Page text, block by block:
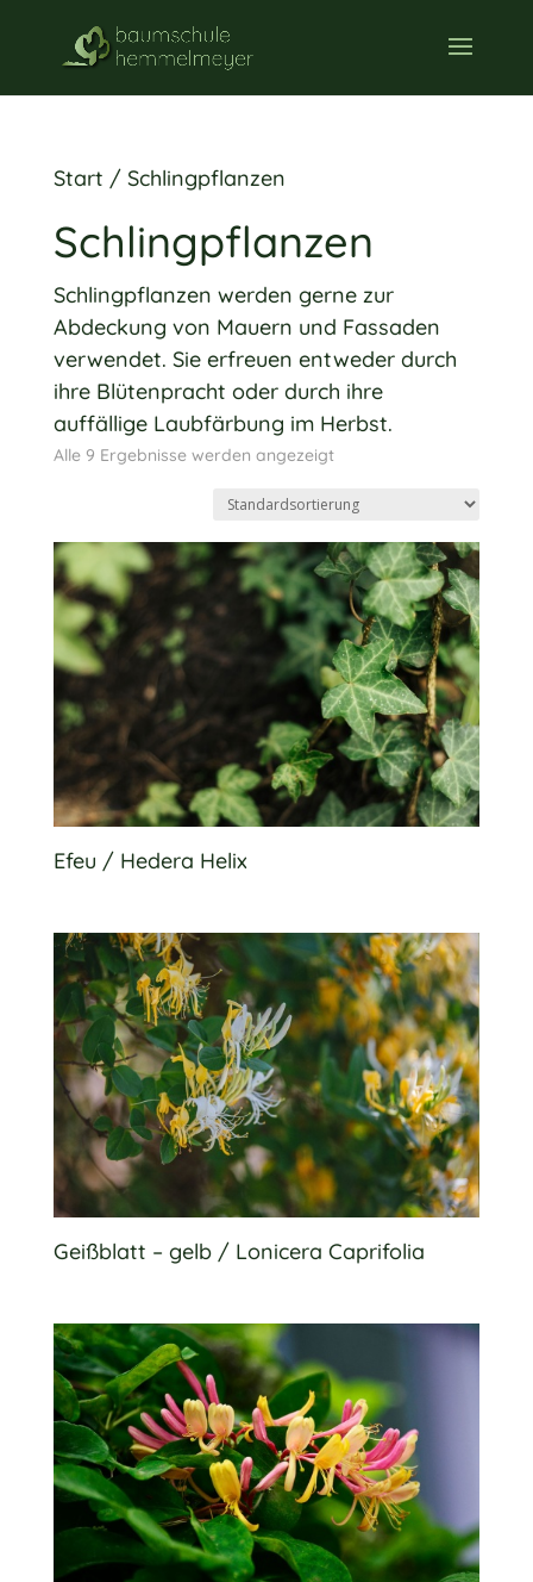
Start / Schlingpflanzen
Schlingpflanzen
Schlingpflanzen werden gerne zur
Abdeckung von Mauern und Fassaden
verwendet. Sie erfreuen entweder durch
ihre Blütenpracht oder durch ihre
auffällige Laubfärbung im Herbst.
Alle 9 Ergebnisse werden angezeigt
Efeu / Hedera Helix
Geißblatt – gelb / Lonicera Caprifolia